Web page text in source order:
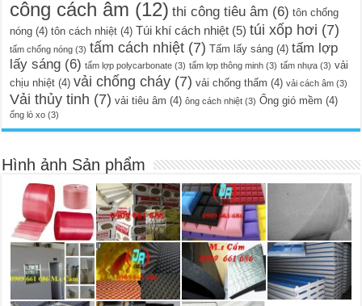
công cách âm (12) thi công tiêu âm (6) tôn chống
nóng (4) tôn cách nhiệt (4) Túi khí cách nhiệt (5) túi xốp hơi (7)
tấm chống nóng (3) tấm cách nhiệt (7) Tấm lấy sáng (4) tấm lợp
lấy sáng (6) tấm lợp polycarbonate (3) tấm lợp thông minh (3) tấm nhựa (3) vải
chịu nhiệt (4) vải chống cháy (7) vải chống thấm (4) vải cách âm (3)
Vải thủy tinh (7) vải tiêu âm (4) ông cách nhiệt (3) Ống gió mềm (4)
ống lò xo (3)
Hình ảnh Sản phẩm